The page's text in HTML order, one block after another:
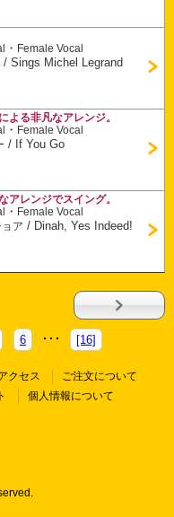
・ Female Vocal
/Sings Michel Legrand
よる非凡なアレンジ。
・ Female Vocal
/ If You Go
アレンジでスイング。
・ Female Vocal
ア / Dinah, Yes Indeed!
6 [16]
クセス
ご注文について
個人情報について